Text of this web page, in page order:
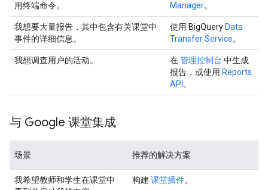
用终端命令。
Manager。
我想要大量报告，其中包含有关课堂中
事件的详细信息。
使用 BigQuery Data
Transfer Service。
我想调查用户的活动。 在管理控制台 中生成
报告，或使用 Reports
API 。
与 Google 课堂集成
场景 推荐的解决方案
我希望教师和学生在课堂中
构建 课堂插件。